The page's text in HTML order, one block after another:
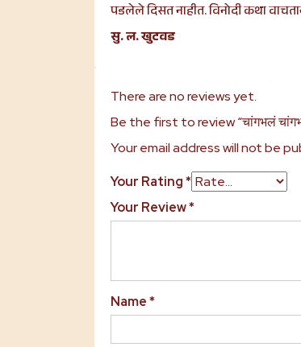
पडलेले दिसत नाहीत. विनोदी कथा
सु. ल. खुटवड
There are no reviews yet.
Be the first to review “चांगभलं
Your email address will not be
Your Rating*
Your Review*
Name*